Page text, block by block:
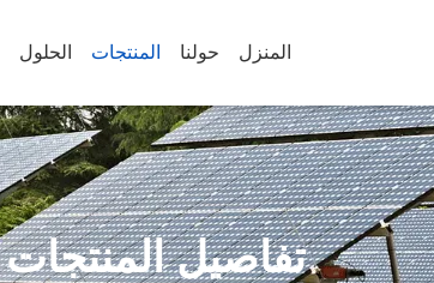
المنزل حولنا المنتجات الحلول
تفاصيل المنتجات